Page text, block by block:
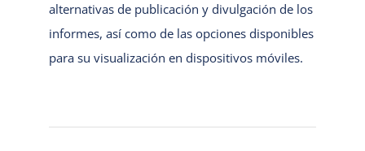
alternativas de publicación y divulgación de los
informes, así como de las opciones disponibles
para su visualización en dispositivos móviles.